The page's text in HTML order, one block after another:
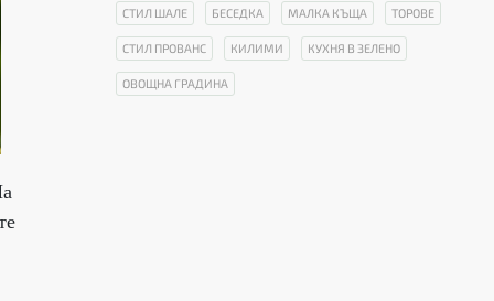
СТИЛ ШАЛЕ БЕСЕДКА МАЛКА КЪЩА ТОРОВЕ
СТИЛ ПРОВАНС КИЛИМИ КУХНЯ В ЗЕЛЕНО
ОВОЩНА ГРАДИНА